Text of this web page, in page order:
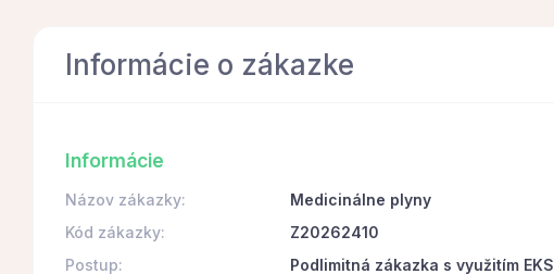
Informácie o zákazke
Informácie
Názov zákazky:
Medicinálne plyny
Kód zákazky:
Z20262410
Postup:
Podlimitná zákazka s využitím EKS